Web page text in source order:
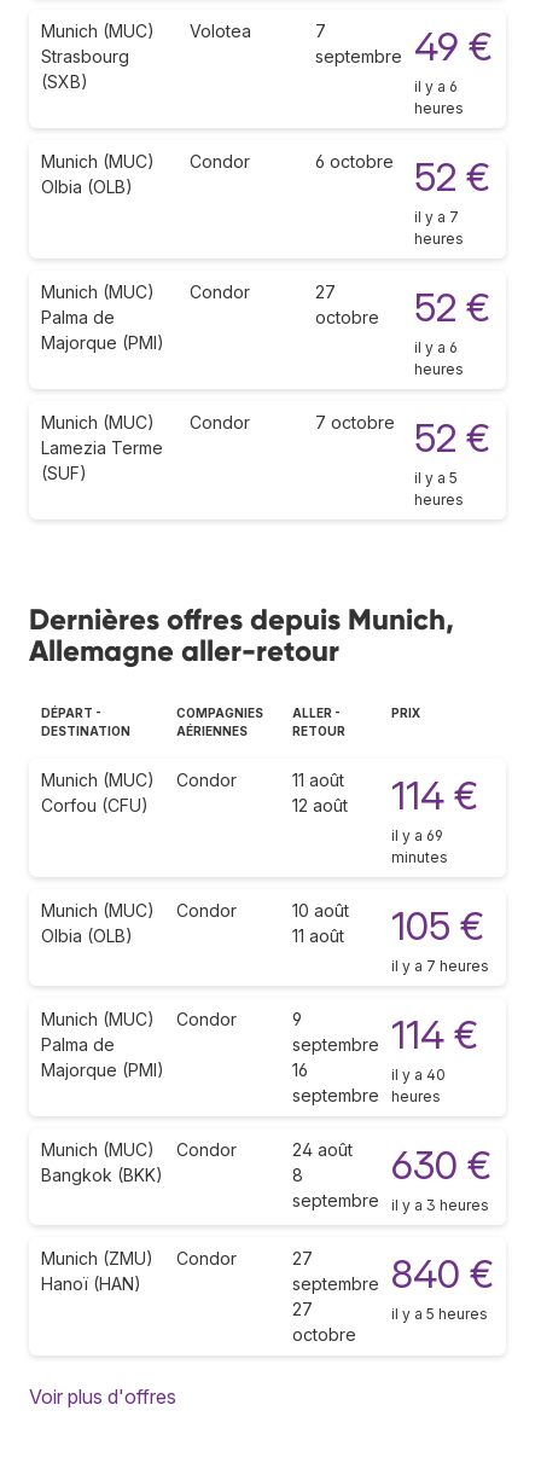
Munich (MUC)
Strasbourg
(SXB)
Volotea
7
septembre
49 €
il y a 6
heures
Munich (MUC)
Olbia (OLB)
Condor 6 octobre 52 €
il y a 7
heures
Munich (MUC)
Palma de
Majorque (PMI)
Condor
27
octobre
52 €
il y a 6
heures
Munich (MUC)
Lamezia Terme
(SUF)
Condor 7 octobre 52 €
il y a 5
heures
Dernières offres depuis Munich,
Allemagne aller-retour
DÉPART -
DESTINATION
COMPAGNIES
AÉRIENNES
ALLER -
RETOUR
PRIX
Munich (MUC)
Corfou (CFU)
Condor
11 août
12 août
114 €
il y a 69
minutes
Munich (MUC)
Olbia (OLB)
Condor
10 août
11 août
105 €
il y a 7 heures
Munich (MUC)
Palma de
Majorque (PMI)
Condor
9
septembre
16
septembre
114 €
il y a 40
heures
Munich (MUC)
Bangkok (BKK)
Condor
24 août
8
septembre
630 €
il y a 3 heures
Munich (ZMU)
Hanoï (HAN)
Condor
27
septembre
27
octobre
840 €
il y a 5 heures
Voir plus d'offres